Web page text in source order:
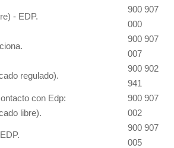
- EDP.
900 907
000
900 907
007
regulado).
900 902
941
con Edp:
libre).
900 907
002
900 907
005